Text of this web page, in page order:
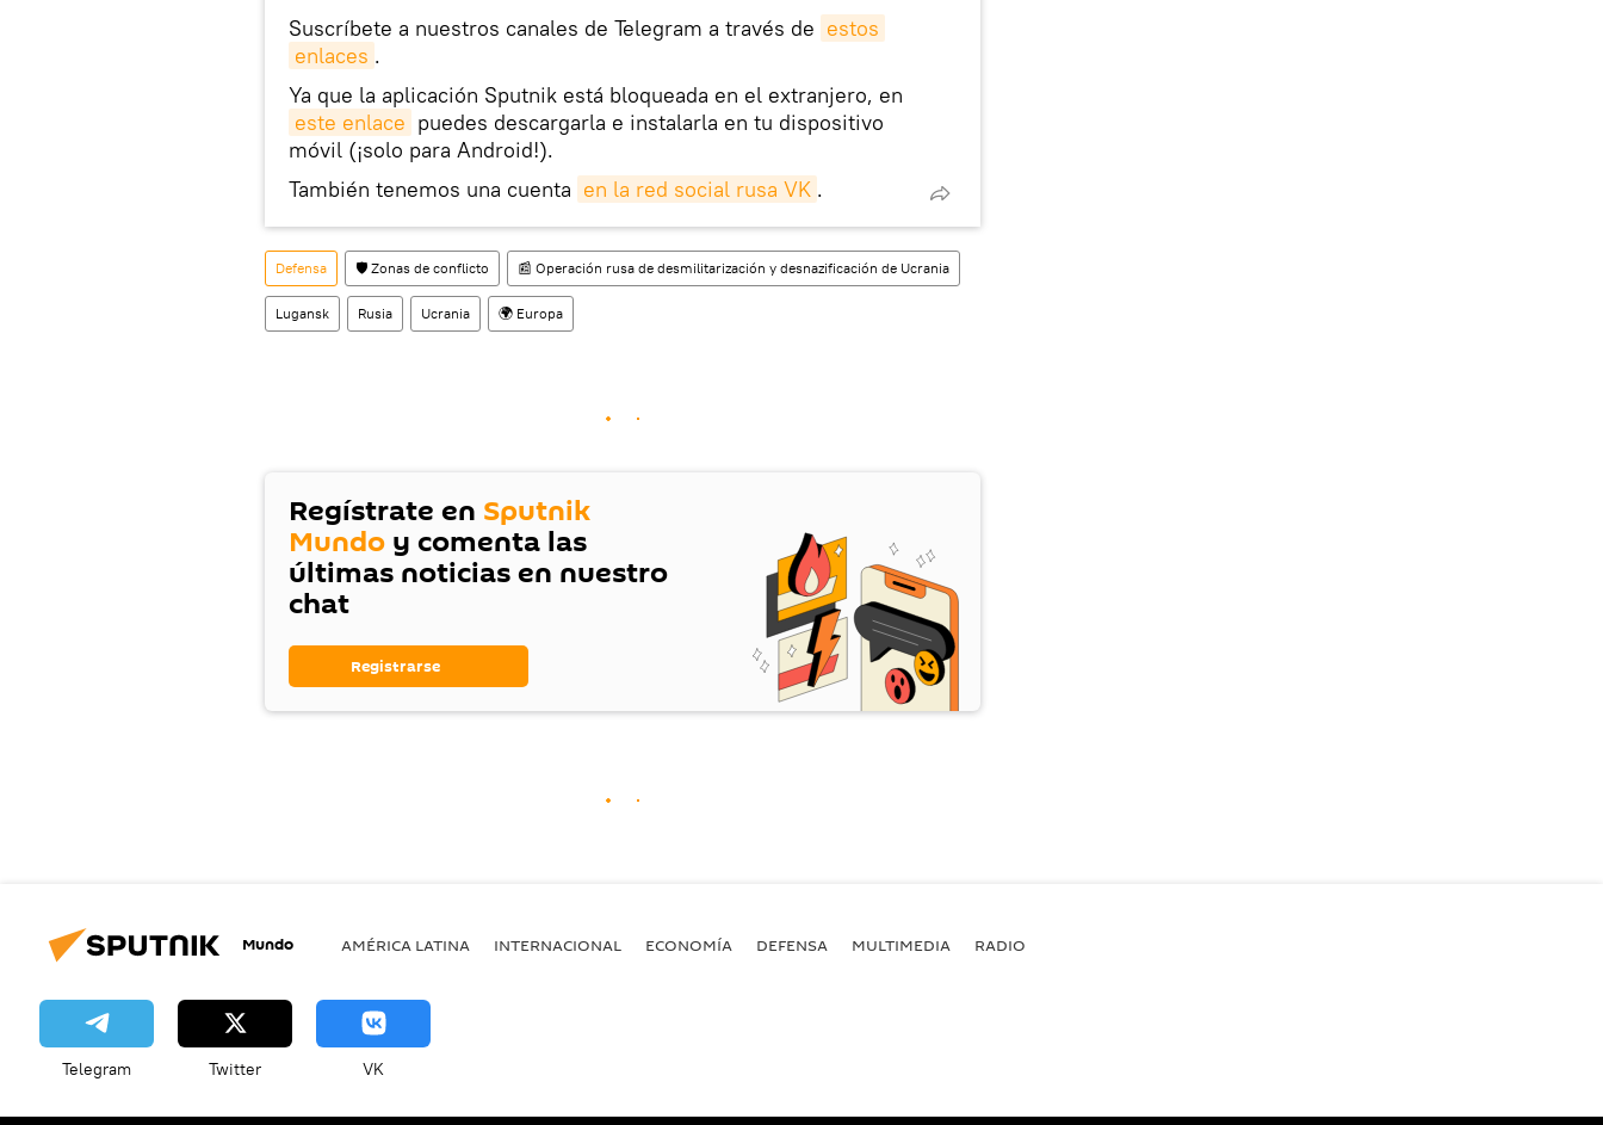
Suscríbete a nuestros canales de Telegram a través de estos
enlaces .
Ya que la aplicación Sputnik está bloqueada en el extranjero, en
este enlace puedes descargarla e instalarla en tu dispositivo
móvil (¡solo para Android!).
También tenemos una cuenta en la red social rusa VK .
Defensa 🛡️ Zonas de conflicto 📰 Operación rusa de desmilitarización y desnazificación de Ucrania
Lugansk Rusia Ucrania 🌍 Europa
Regístrate en Sputnik
Mundo y comenta las
últimas noticias en nuestro
chat
Registrarse
Mundo AMÉRICA LATINA INTERNACIONAL ECONOMÍA DEFENSA MULTIMEDIA RADIO
Telegram Twitter VK